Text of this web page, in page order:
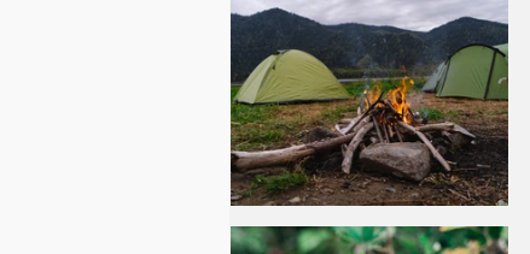
Недвижимость